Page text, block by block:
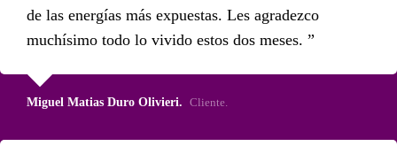
de las energías más expuestas. Les agradezco
muchísimo todo lo vivido estos dos meses.
Miguel Matias Duro Olivieri. Cliente.